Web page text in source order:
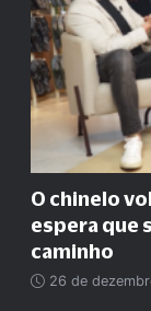
O chinelo
espera que
caminho
26 de